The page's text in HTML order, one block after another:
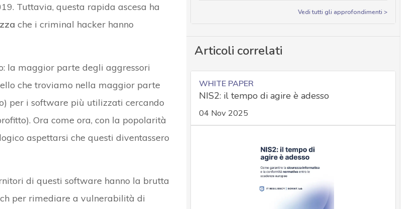
Tuttavia, questa rapida ascesa ha
che i criminal hacker hanno
la maggior parte degli aggressori
che troviamo nella maggior parte
per i software più utilizzati cercando
Ora come ora, con la popolarità
aspettarsi che questi diventassero
di questi software hanno la brutta
per rimediare a vulnerabilità di
Vedi tutti gli approfondimenti >
Articoli correlati
WHITE PAPER
NIS2: il tempo di agire è adesso
04 Nov 2025